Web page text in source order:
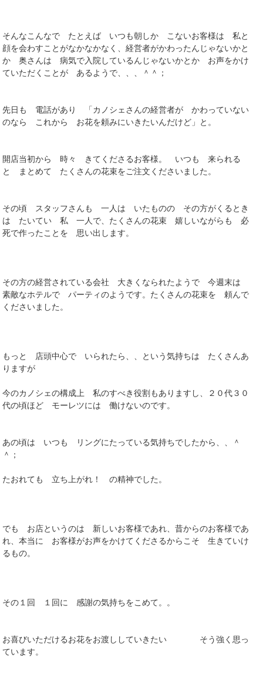
そんなこんなで たとえば いつも朝しか こないお客様は 私と
顔を会わすことがなかなかなく、経営者がかわったんじゃないかと
か 奥さんは 病気で入院しているんじゃないかとか お声をかけ
ていただくことが あるようで、、、＾＾；
先日も 電話があり 「カノシェさんの経営者が かわっていない
のなら これから お花を頼みにいきたいんだけど」と。
開店当初から 時々 きてくださるお客様。 いつも 来られる
と まとめて たくさんの花束をご注文くださいました。
その頃 スタッフさんも 一人は いたものの その方がくるとき
は たいてい 私 一人で、たくさんの花束 嬉しいながらも 必
死で作ったことを 思い出します。
その方の経営されている会社 大きくなられたようで 今週末は
素敵なホテルで パーティのようです。たくさんの花束を 頼んで
くださいました。
もっと 店頭中心で いられたら、、という気持ちは たくさんあ
りますが
今のカノシェの構成上 私のすべき役割もありますし、２０代３０
代の頃ほど モーレツには 働けないのです。
あの頃は いつも リングにたっている気持ちでしたから、、＾
＾；
たおれても 立ち上がれ！ の精神でした。
でも お店というのは 新しいお客様であれ、昔からのお客様であ
れ、本当に お客様がお声をかけてくださるからこそ 生きていけ
るもの。
その１回 １回に 感謝の気持ちをこめて。。
お喜びいただけるお花をお渡ししていきたい そう強く思っ
ています。